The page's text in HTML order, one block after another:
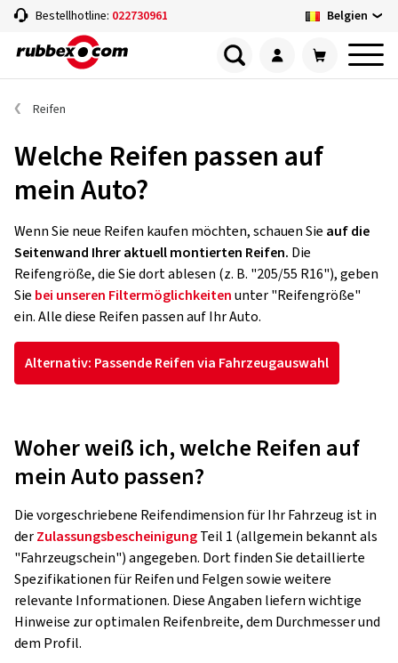
Bestellhotline: 022730961 Belgien
Reifen
Welche Reifen passen auf
mein Auto?
Wenn Sie neue Reifen kaufen möchten, schauen Sie auf die
Seitenwand Ihrer aktuell montierten Reifen. Die
Reifengröße, die Sie dort ablesen (z. B. "205/55 R16"), geben
Sie bei unseren Filtermöglichkeitenunter "Reifengröße"
ein. Alle diese Reifen passen auf Ihr Auto.
Alternativ: Passende Reifen via Fahrzeugauswahl
Woher weiß ich, welche Reifen auf
mein Auto passen?
Die vorgeschriebene Reifendimension für Ihr Fahrzeug ist in
derZulassungsbescheinigungTeil 1 (allgemein bekannt als
"Fahrzeugschein") angegeben. Dort finden Sie detaillierte
Spezifikationen für Reifen und Felgen sowie weitere
relevante Informationen. Diese Angaben liefern wichtige
Hinweise zur optimalen Reifenbreite, dem Durchmesser und
dem Profil.